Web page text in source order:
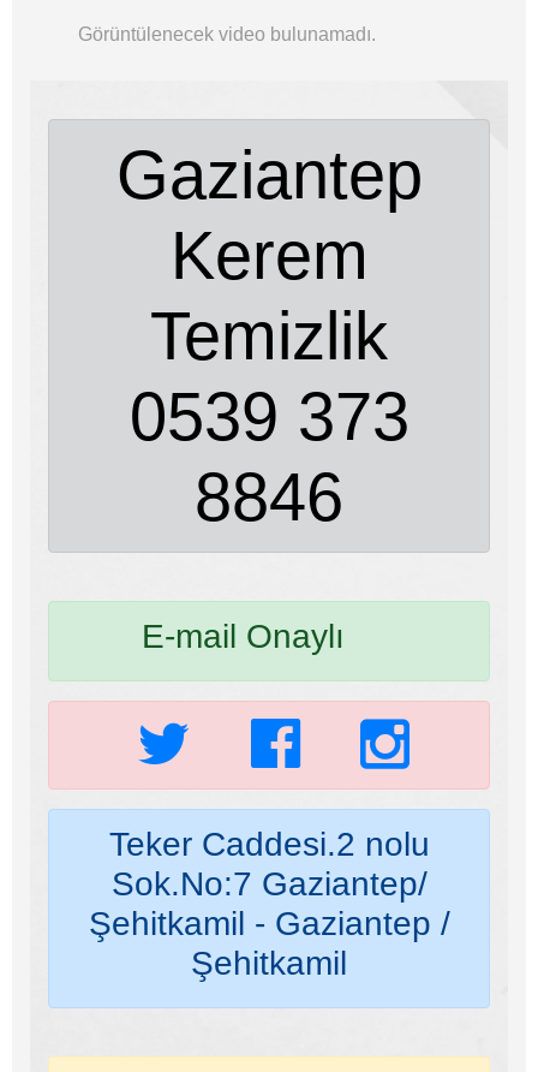
Görüntülenecek video bulunamadı.
Gaziantep
Kerem
Temizlik
0539 373
8846
E-mail Onaylı
Teker Caddesi.2 nolu
Sok.No:7 Gaziantep/
Şehitkamil - Gaziantep /
Şehitkamil